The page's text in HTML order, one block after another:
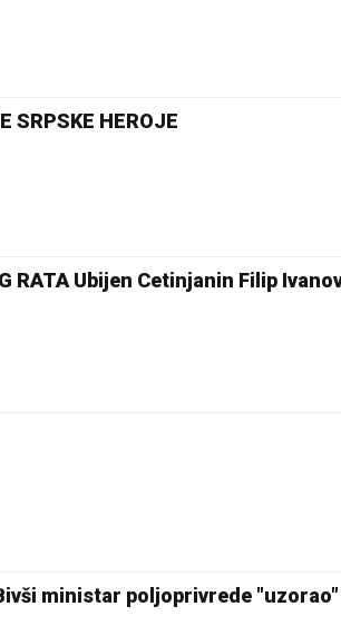
SRPSKE HEROJE
RATA Ubijen Cetinjanin Filip
Bivši ministar poljoprivrede